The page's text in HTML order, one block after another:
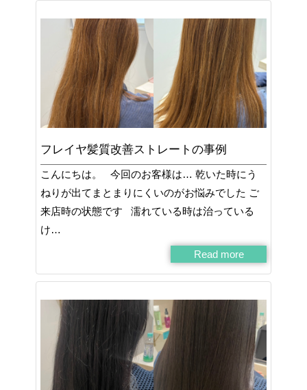
フレイヤ髪質改善ストレートの事例
こんにちは。 今回のお客様は… 乾いた時にう
ねりが出てまとまりにくいのがお悩みでした ご
来店時の状態です 濡れている時は治っている
け…
Read more